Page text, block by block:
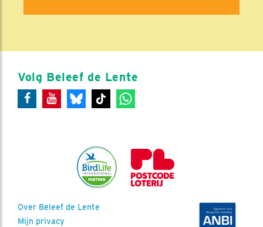
Volg Beleef de Lente
Over Beleef de Lente
Mijn privacy